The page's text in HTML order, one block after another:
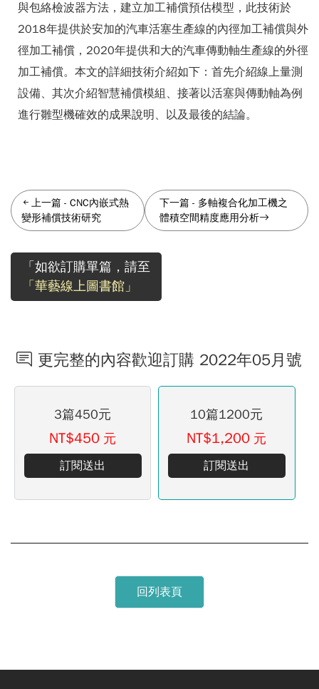
與包絡檢波器方法，建立加工補償預估模型，此技術於
2018年提供於安加的汽車活塞生產線的內徑加工補償與外
徑加工補償，2020年提供和大的汽車傳動軸生產線的外徑
加工補償。本文的詳細技術介紹如下：首先介紹線上量測
設備、其次介紹智慧補償模組、接著以活塞與傳動軸為例
進行雛型機確效的成果說明、以及最後的結論。
上一篇 - CNC內嵌式熱
變形補償技術研究
下一篇 - 多軸複合化加工機之
體積空間精度應用分析
「如欲訂購單篇，請至
「華藝線上圖書館」
更完整的內容歡迎訂購 2022年05月號
3篇450元
NT$450 元
訂閱送出
10篇1200元
NT$1,200 元
訂閱送出
回列表頁